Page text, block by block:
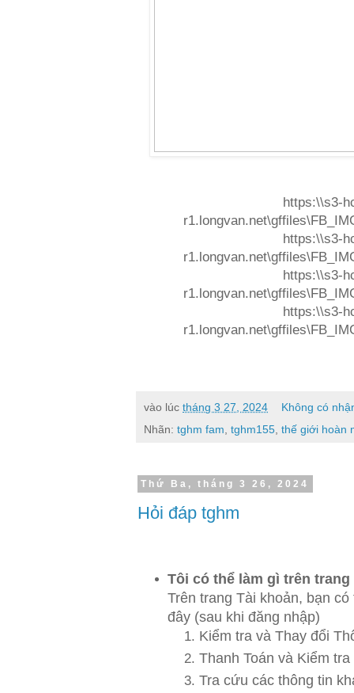
https:\\s3-
https:\\s3-
https:\\s3-
https:\\s3-
vào lúc tháng 3 27, 2024
Không có
Nhãn: tghm fam tghm155 thế giới hoàn
Thứ Ba, tháng 3 26, 2024
Hỏi đáp tghm
Tôi có thể làm gì trên trang
Trên trang Tài khoản, bạn
đây (sau khi đăng nhập)
Kiểm tra và Thay đổi
Thanh Toán và Kiểm
Tra cứu các thông tin